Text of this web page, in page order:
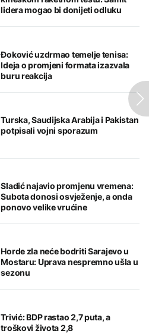
lidera mogao bi donijeti odluku
Đoković uzdrmao temelje tenisa:
Ideja o promjeni formata izazvala
buru reakcija
Turska, Saudijska Arabija i Pakistan
potpisali vojni sporazum
Sladić najavio promjenu vremena:
Subota donosi osvježenje, a onda
ponovo velike vrućine
Horde zla neće bodriti Sarajevo u
Mostaru: Uprava nespremno ušla u
sezonu
Trivić: BDP rastao 2,7 puta, a
troškovi života 2,8